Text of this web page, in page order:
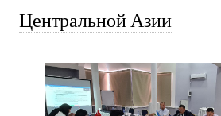
Центральной Азии